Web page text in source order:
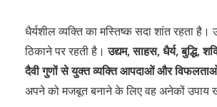
धैर्यशील व्यक्ति का मस्तिष्क सदा शांत रहता है।
ठिकाने पर रहती है।उद्यम, साहस, धैर्य, बुद्धि,
दैवी गुणों से युक्त व्यक्ति आपदाओं और
अपने को मजबूत बनाने के लिए वह अनेकों उपाय